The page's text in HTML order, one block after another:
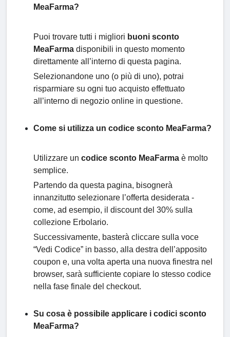
MeaFarma?
Puoi trovare tutti i migliori buoni sconto
MeaFarma disponibili in questo momento
direttamente all’interno di questa pagina.
Selezionandone uno (o più di uno), potrai
risparmiare su ogni tuo acquisto effettuato
all’interno di negozio online in questione.
Come si utilizza un codice sconto MeaFarma?
Utilizzare un codice sconto MeaFarma è molto
semplice.
Partendo da questa pagina, bisognerà
innanzitutto selezionare l’offerta desiderata -
come, ad esempio, il discount del 30% sulla
collezione Erbolario.
Successivamente, basterà cliccare sulla voce
“Vedi Codice” in basso, alla destra dell’apposito
coupon e, una volta aperta una nuova finestra nel
browser, sarà sufficiente copiare lo stesso codice
nella fase finale del checkout.
Su cosa è possibile applicare i codici sconto
MeaFarma?